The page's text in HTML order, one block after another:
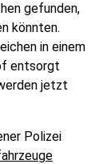
gefunden,
könnten.
in einem
entsorgt
jetzt
Polizei